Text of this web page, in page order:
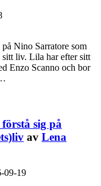
Nino Sarratore som
liv. Lila har efter sitt
Enzo Scanno och bor
sig på
av Lena
09-19